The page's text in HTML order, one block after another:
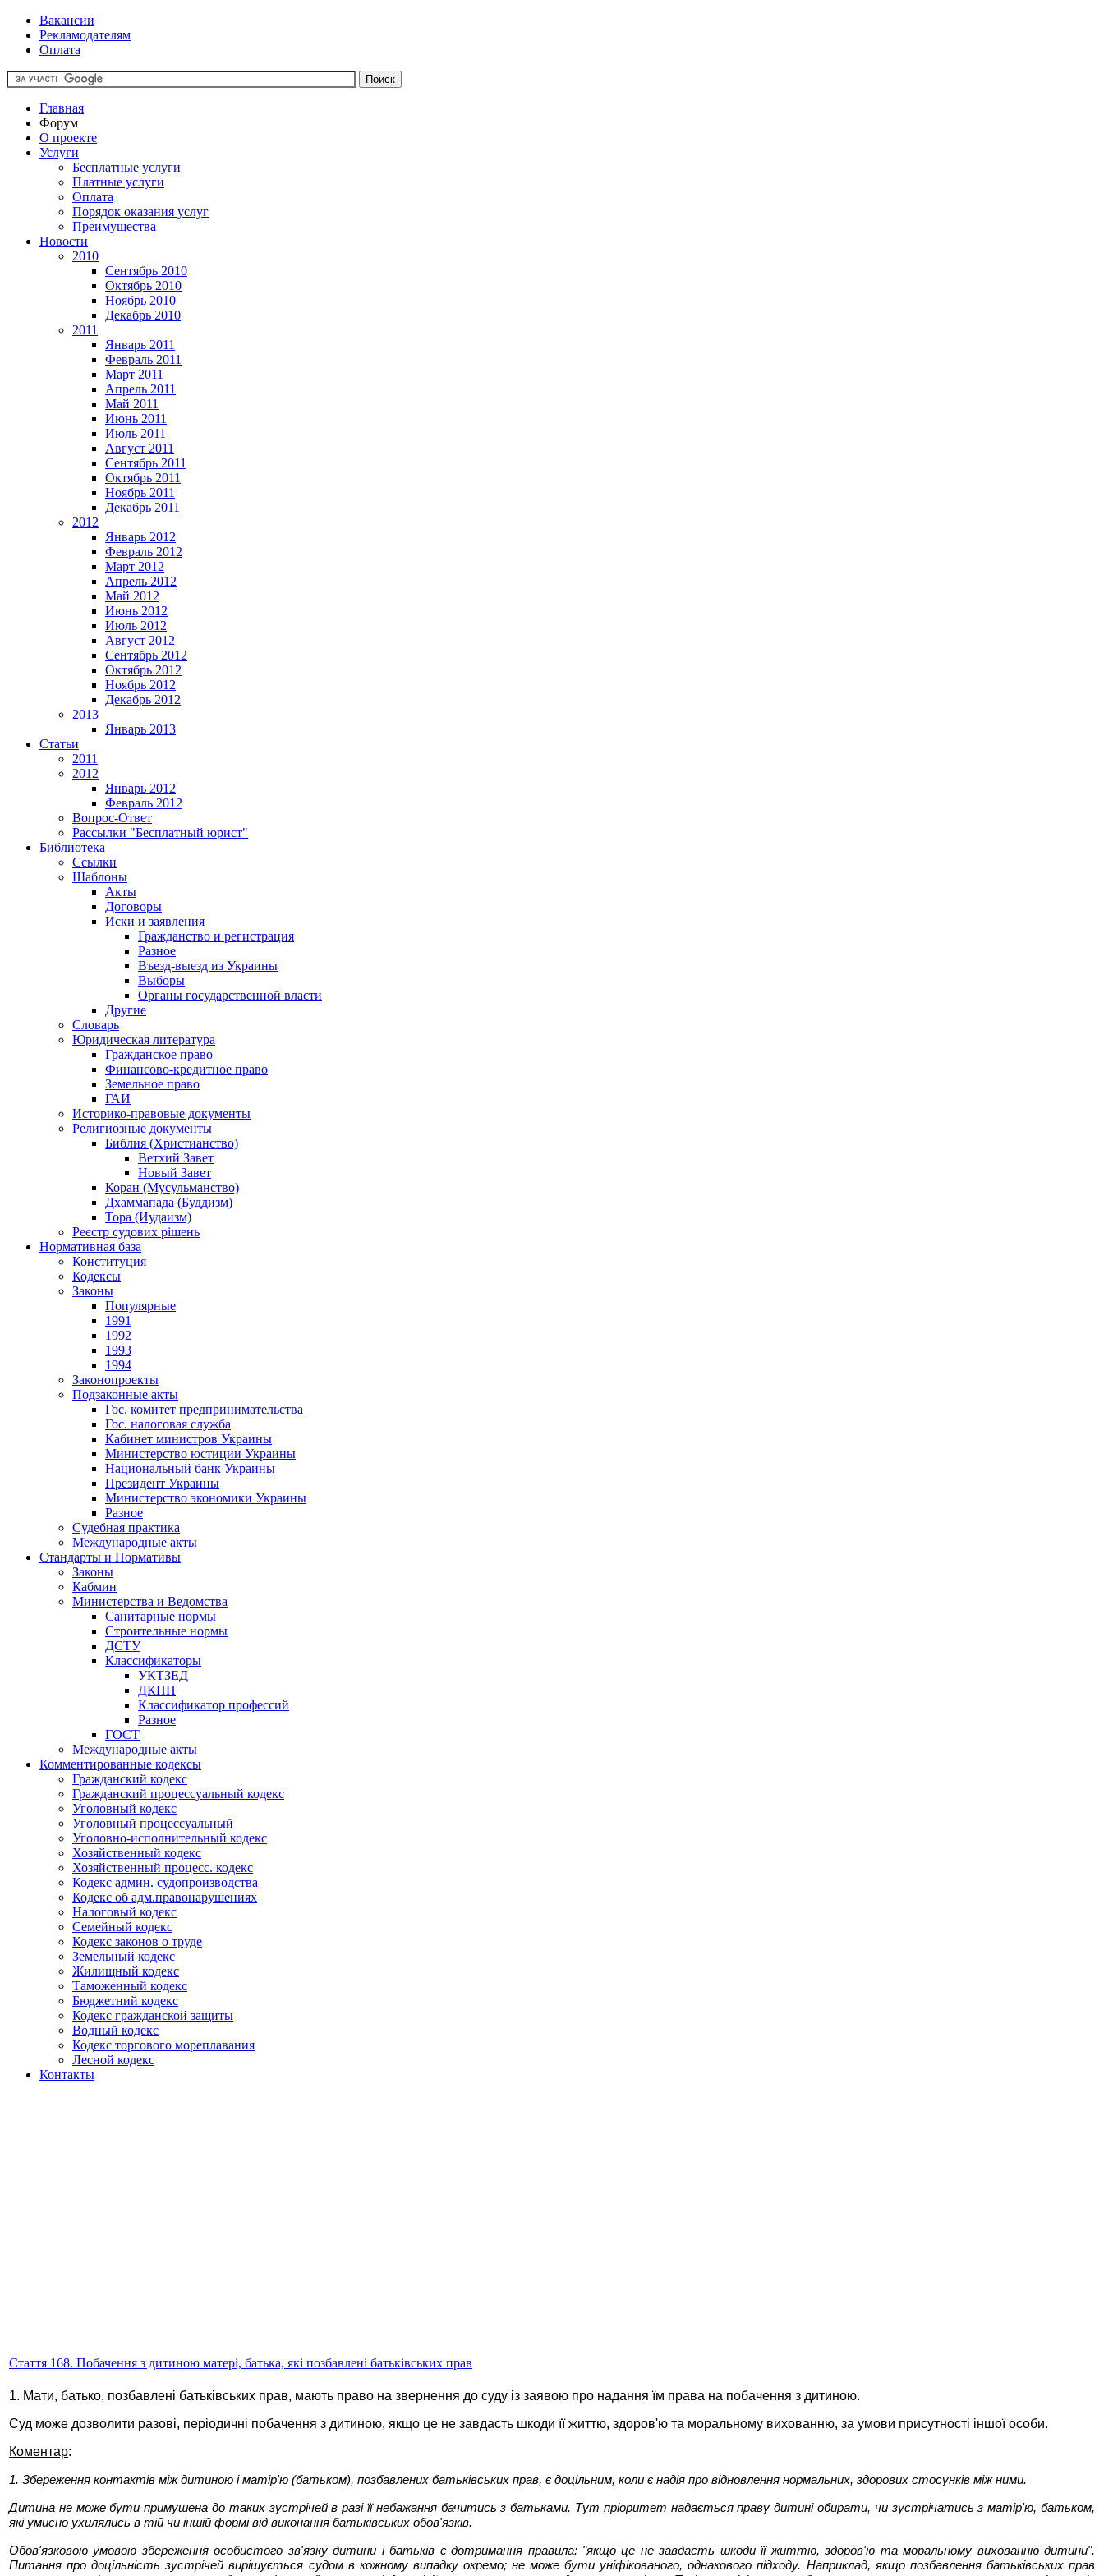
Вакансии
Рекламодателям
Оплата
Главная
Форум
О проекте
Услуги
Бесплатные услуги
Платные услуги
Оплата
Порядок оказания услуг
Преимущества
Новости
2010
Сентябрь 2010
Октябрь 2010
Ноябрь 2010
Декабрь 2010
2011
Январь 2011
Февраль 2011
Март 2011
Апрель 2011
Май 2011
Июнь 2011
Июль 2011
Август 2011
Сентябрь 2011
Октябрь 2011
Ноябрь 2011
Декабрь 2011
2012
Январь 2012
Февраль 2012
Март 2012
Апрель 2012
Май 2012
Июнь 2012
Июль 2012
Август 2012
Сентябрь 2012
Октябрь 2012
Ноябрь 2012
Декабрь 2012
2013
Январь 2013
Статьи
2011
2012
Январь 2012
Февраль 2012
Вопрос-Ответ
Рассылки "Бесплатный юрист"
Библиотека
Ссылки
Шаблоны
Акты
Договоры
Иски и заявления
Гражданство и регистрация
Разное
Въезд-выезд из Украины
Выборы
Органы государственной власти
Другие
Словарь
Юридическая литература
Гражданское право
Финансово-кредитное право
Земельное право
ГАИ
Историко-правовые документы
Религиозные документы
Библия (Христианство)
Ветхий Завет
Новый Завет
Коран (Мусульманство)
Дхаммапада (Буддизм)
Тора (Иудаизм)
Реєстр судових рішень
Нормативная база
Конституция
Кодексы
Законы
Популярные
1991
1992
1993
1994
Законопроекты
Подзаконные акты
Гос. комитет предпринимательства
Гос. налоговая служба
Кабинет министров Украины
Министерство юстиции Украины
Национальный банк Украины
Президент Украины
Министерство экономики Украины
Разное
Судебная практика
Международные акты
Стандарты и Нормативы
Законы
Кабмин
Министерства и Ведомства
Санитарные нормы
Строительные нормы
ДСТУ
Классификаторы
УКТЗЕД
ДКПП
Классификатор профессий
Разное
ГОСТ
Международные акты
Комментированные кодексы
Гражданский кодекс
Гражданский процессуальный кодекс
Уголовный кодекс
Уголовный процессуальный
Уголовно-исполнительный кодекс
Хозяйственный кодекс
Хозяйственный процесс. кодекс
Кодекс админ. судопроизводства
Кодекс об адм.правонарушениях
Налоговый кодекс
Семейный кодекс
Кодекс законов о труде
Земельный кодекс
Жилищный кодекс
Таможенный кодекс
Бюджетний кодекс
Кодекс гражданской защиты
Водный кодекс
Кодекс торгового мореплавания
Лесной кодекс
Контакты
Стаття 168. Побачення з дитиною матері, батька, які позбавлені батьківських прав
1. Мати, батько, позбавлені батьківських прав, мають право на звернення до суду із заявою про надання їм права на побачення з дитиною.
Суд може дозволити разові, періодичні побачення з дитиною, якщо це не завдасть шкоди її життю, здоров'ю та моральному вихованню, за умови присутності іншої особи.
Коментар:
1. Збереження контактів між дитиною і матір'ю (батьком), позбавлених батьківських прав, є доцільним, коли є надія про відновлення нормальних, здорових стосунків між ними.
Дитина не може бути примушена до таких зустрічей в разі її небажання бачитись з батьками. Тут пріоритет надається праву дитині обирати, чи зустрічатись з матір'ю, батьком,
які умисно ухилялись в тій чи іншій формі від виконання батьківських обов'язків.
Обов'язковою умовою збереження особистого зв'язку дитини і батьків є дотримання правила: "якщо це не завдасть шкоди її життю, здоров'ю та моральному вихованню дитини".
Питання про доцільність зустрічей вирішується судом в кожному випадку окремо; не може бути уніфікованого, однакового підходу. Наприклад, якщо позбавлення батьківських прав